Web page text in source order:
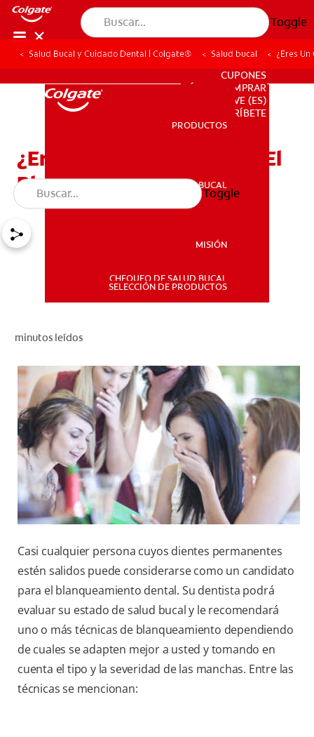
Toggle
PRODUCTOS
SALUD BUCAL
PARA PROFESIONALES
CUPONES
DÓNDE COMPRAR
VE (ES)
PARA PROFESIONALES
CUPONES
DÓNDE COMPRAR
VE (ES)
SUSCRÍBETE
PRODUCTOS
SALUD BUCAL
MISIÓN
CHEQUEO DE SALUD BUCAL
SELECCIÓN DE PRODUCTOS
Toggle
Salud Bucal y Cuidado Dental | Colgate® Salud bucal ¿Eres
¿Eres Un Candidato Para El
Blanqueamiento Dental?
minutos leídos
Casi cualquier persona cuyos dientes permanentes
estén salidos puede considerarse como un candidato
para el blanqueamiento dental. Su dentista podrá
evaluar su estado de salud bucal y le recomendará
uno o más técnicas de blanqueamiento dependiendo
de cuales se adapten mejor a usted y tomando en
cuenta el tipo y la severidad de las manchas. Entre las
técnicas se mencionan: